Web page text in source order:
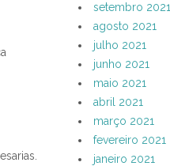
setembro 2021
agosto 2021
julho 2021
junho 2021
maio 2021
abril 2021
março 2021
fevereiro 2021
janeiro 2021